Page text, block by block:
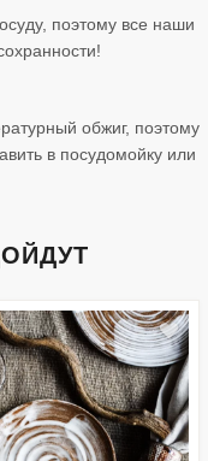
поэтому все наши
обжиг, поэтому
в посудомойку или